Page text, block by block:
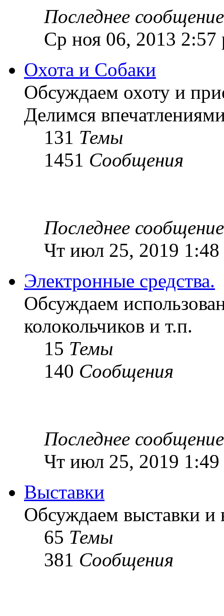
Последнее сообщение
Ср ноя 06, 2013 2:57
Охота и Собаки
Обсуждаем охоту и
Делимся
131 Темы
1451 Сообщения
Последнее сообщение
Чт июл 25, 2019 1:48
Электронные средства.
Обсуждаем
колокольчиков и т.п.
15 Темы
140 Сообщения
Последнее сообщение
Чт июл 25, 2019 1:49
Выставки
Обсуждаем выставки и
65 Темы
381 Сообщения